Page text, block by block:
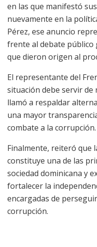
en las que manifestó
nuevamente en la
Pérez, ese anuncio
frente al debate público
que dieron origen al
El representante del
situación debe servir de
llamó a respaldar
una mayor
combate a la corrupción.
Finalmente, reiteró que
constituye una de las
sociedad dominicana y
fortalecer la
encargadas de
corrupción.